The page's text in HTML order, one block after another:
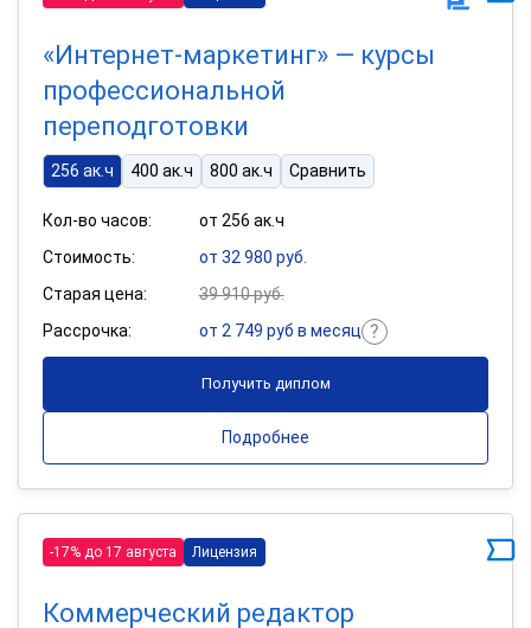
«Интернет-маркетинг» — курсы
профессиональной
переподготовки
256 ак.ч 400 ак.ч 800 ак.ч Сравнить
Кол-во часов:
от 256 ак.ч
Стоимость:
от 32 980 руб.
Старая цена:
39 910 руб.
Рассрочка:
от 2 749 руб в месяц
Получить диплом
Подробнее
-17% до 17 августа Лицензия
Коммерческий редактор